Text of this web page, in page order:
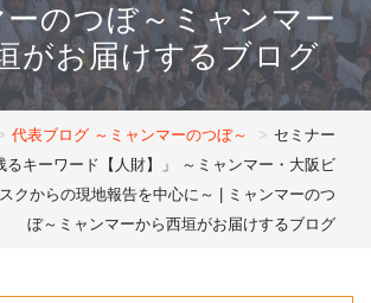
のつぼ～ミャンマー
がお届けするブログ
代表ブログ ～ミャンマーのつぼ～
セミナー
るキーワード【人財】」 ～ミャンマー・大阪ビ
クからの現地報告を中心に～ | ミャンマーのつ
ぼ～ミャンマーから西垣がお届けするブログ